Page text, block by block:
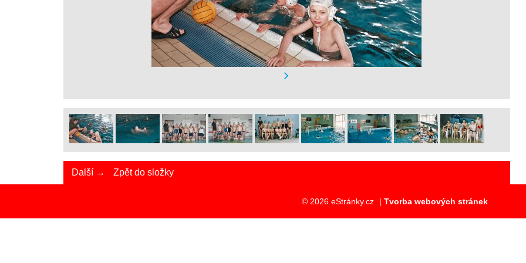
Další → Zpět do složky
© 2026 eStránky.cz | Tvorba webových stránek